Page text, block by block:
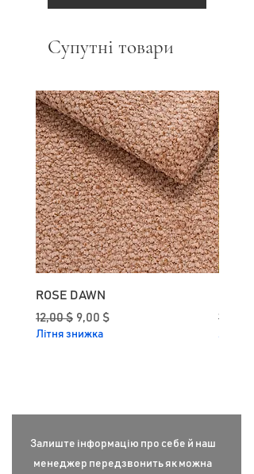
Супутні товари
ROSE DAWN
Звичайна ціна
12,00 $ За розпродажем
9,00 $
Літня знижка
12,00 $
Літня
Залиште інформацію про себе й наш
менеджер передзвонить як можна